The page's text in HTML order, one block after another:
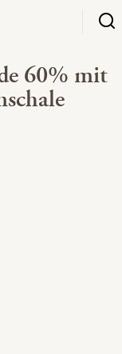
60% mit